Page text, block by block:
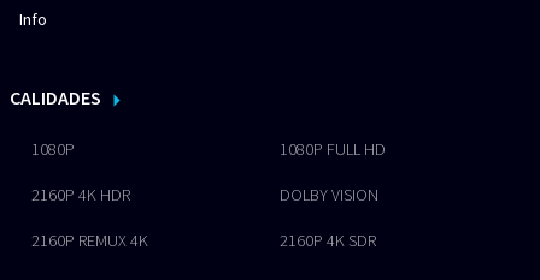
Info
CALIDADES
1080P 1080P FULL HD
2160P 4K HDR DOLBY VISION
2160P REMUX 4K 2160P 4K SDR